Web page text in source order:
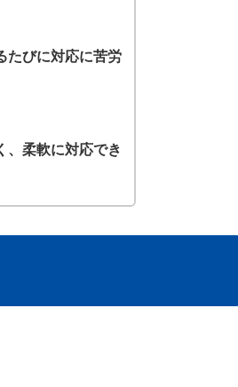
たびに対応に苦労
、柔軟に対応でき